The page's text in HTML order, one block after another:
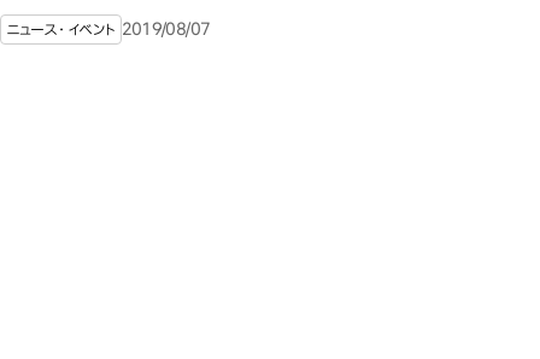
ニュース・イベント 2019/08/07